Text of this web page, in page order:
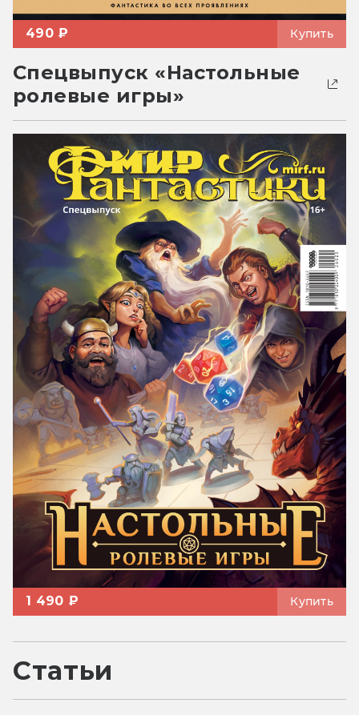
490 ₽ Купить
Спецвыпуск «Настольные
ролевые игры»
1 490 ₽ Купить
Статьи